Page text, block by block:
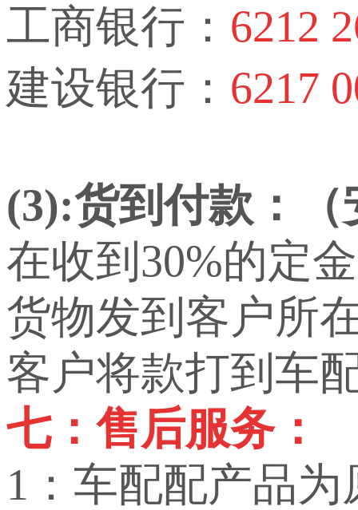
工商银行： 6212
建设银行： 6217
(3):货到付款：
在收到30%的定
货物发到客户所
客户将款打到车
七：售后服务：
1：车配配产品